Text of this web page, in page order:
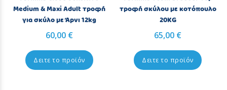
Medium & Maxi Adult τροφή
για σκύλο με Άρνι 12kg
60,00 €
Δειτε το προϊόν
τροφή σκύλου με κοτόπουλο
20KG
65,00 €
Δειτε το προϊόν